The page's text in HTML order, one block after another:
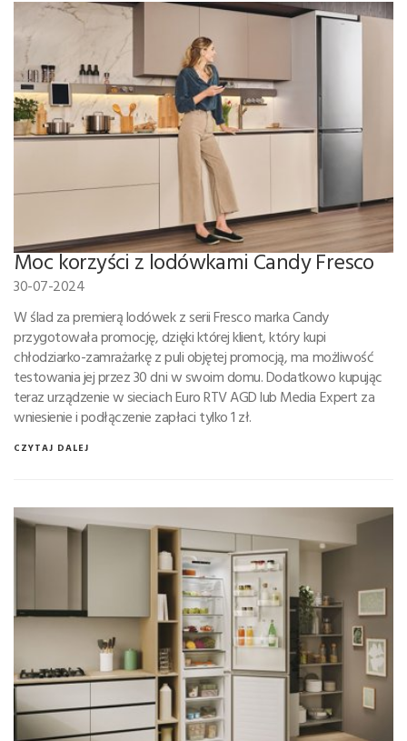
Moc korzyści z lodówkami Candy Fresco
30-07-2024
W ślad za premierą lodówek z serii Fresco marka Candy
przygotowała promocję, dzięki której klient, który kupi
chłodziarko-zamrażarkę z puli objętej promocją, ma możliwość
testowania jej przez 30 dni w swoim domu. Dodatkowo kupując
teraz urządzenie w sieciach Euro RTV AGD lub Media Expert za
wniesienie i podłączenie zapłaci tylko 1 zł.
CZYTAJ DALEJ